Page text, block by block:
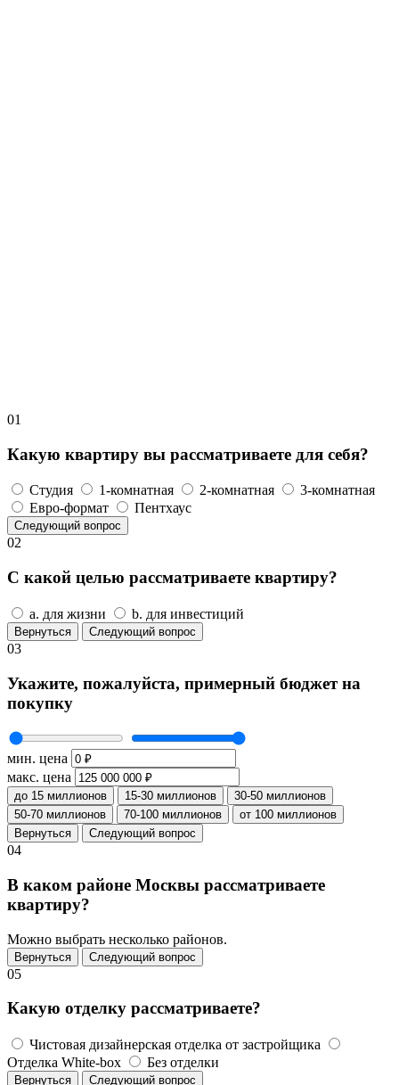
01
Какую квартиру вы рассматриваете для себя?
Студия 1-комнатная 2-комнатная
3-комнатная
Евро-формат
Пентхаус
Следующий вопрос
02
С какой целью рассматриваете квартиру?
a. для жизни b. для инвестиций
Вернуться Следующий вопрос
03
Укажите, пожалуйста, примерный бюджет на
покупку
мин. цена
макс. цена
до 15 миллионов 15-30 миллионов
30-50 миллионов
50-70 миллионов
70-100 миллионов
от 100 миллионов
Вернуться
Следующий вопрос
04
В каком районе Москвы рассматриваете
квартиру?
Можно выбрать несколько районов.
Вернуться Следующий вопрос
05
Какую отделку рассматриваете?
Чистовая дизайнерская отделка от застройщика
Отделка White-box
Без отделки
Вернуться Следующий вопрос